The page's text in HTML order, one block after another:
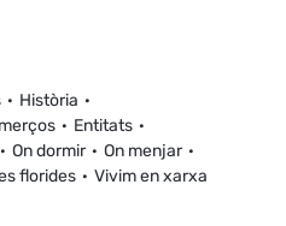
Història
Entitats
On dormir
On menjar
florides Vivim en xarxa